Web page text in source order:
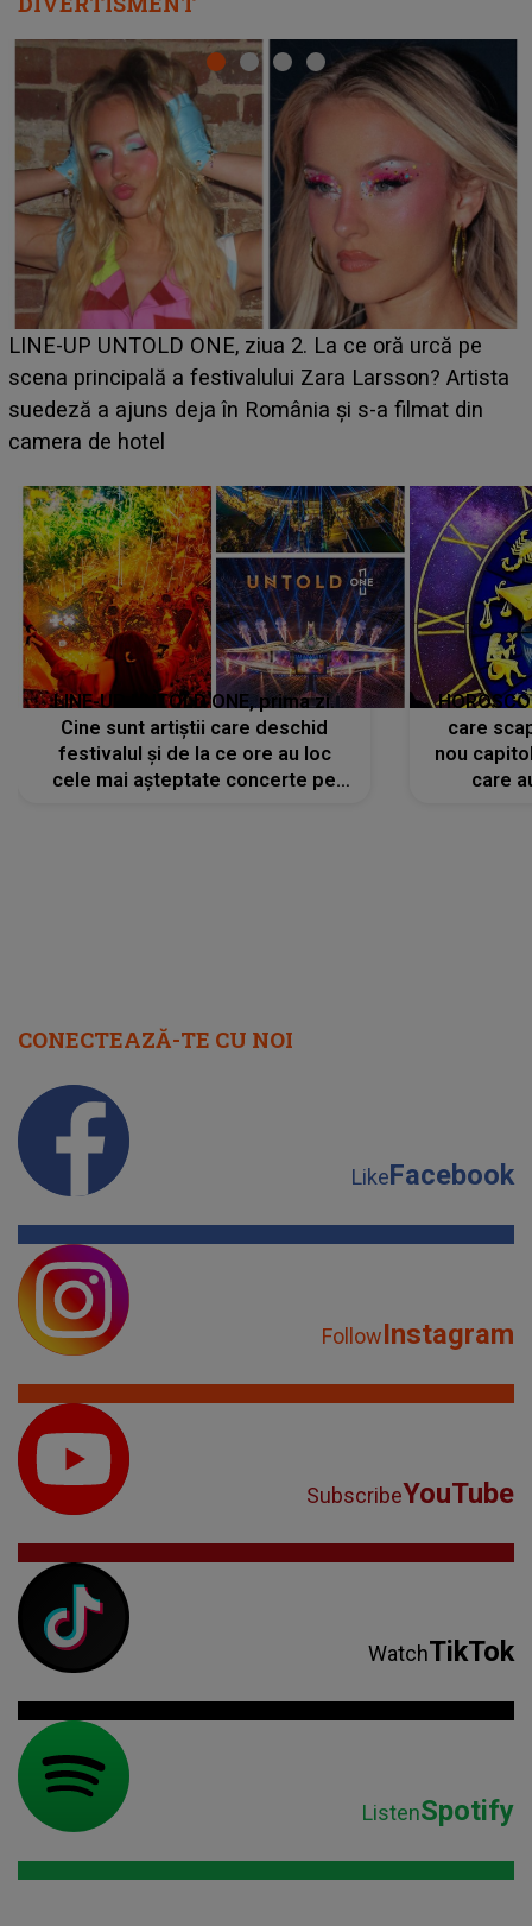
Ce a dezvăluit noua concurentă din "Casa Iubirii" l-a
luat prin surprindere pe Emanuel. CINE ESTE
BĂIATUL VIZAT de Alexandra?! Aflându-se în fața
faptului împlinit, A RECUNOSCUT IMEDIAT: "Am
LINE-UP UNTOLD ONE, prima zi.
Cine sunt artiștii care deschid
festivalul și de la ce ore au loc
cele mai așteptate concerte pe
care
nou
care
CONECTEAZĂ-TE CU NOI
LikeFacebook
FollowInstagram
SubscribeYouTube
WatchTikTok
ListenSpotify